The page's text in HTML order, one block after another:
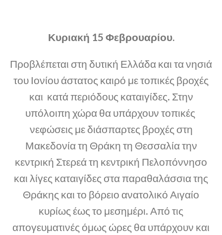
Κυριακή 15 Φεβρουαρίου.
Προβλέπεται στη δυτική Ελλάδα και τα νησιά
του Ιονίου άστατος καιρό με τοπικές βροχές
και κατά περιόδους καταιγίδες. Στην
υπόλοιπη χώρα θα υπάρχουν τοπικές
νεφώσεις με διάσπαρτες βροχές στη
Μακεδονία τη Θράκη τη Θεσσαλία την
κεντρική Στερεά τη κεντρική Πελοπόννησο
και λίγες καταιγίδες στα παραθαλάσσια της
Θράκης και το βόρειο ανατολικό Αιγαίο
κυρίως έως το μεσημέρι. Από τις
απογευματινές όμως ώρες θα υπάρχουν και